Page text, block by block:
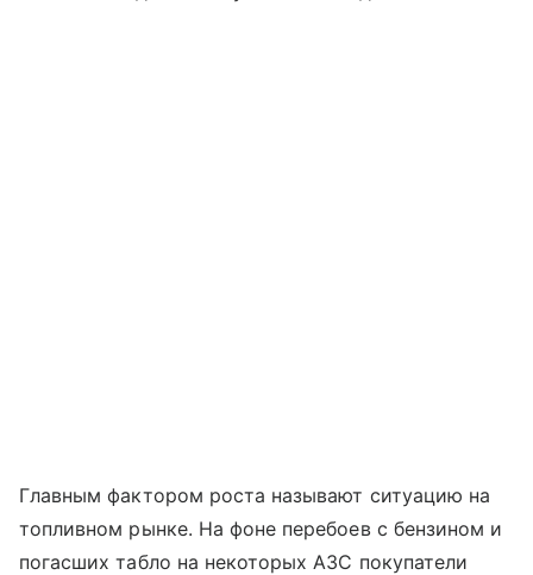
Главным фактором роста называют ситуацию на
топливном рынке. На фоне перебоев с бензином и
погасших табло на некоторых АЗС покупатели